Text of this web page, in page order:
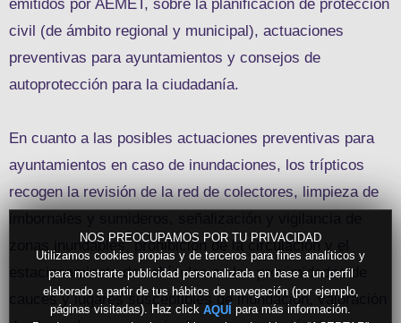
NOS PREOCUPAMOS POR TU PRIVACIDAD
Utilizamos cookies propias y de terceros para fines analíticos y
para mostrarte publicidad personalizada en base a un perfil
elaborado a partir de tus hábitos de navegación (por ejemplo,
páginas visitadas). Haz click AQUÍ para más información.
emitidos por AEMET, sobre la planificación de protección
civil (de ámbito regional y municipal), actuaciones
preventivas para ayuntamientos y consejos de
autoprotección para la ciudadanía.
En cuanto a las posibles actuaciones preventivas para
ayuntamientos en caso de inundaciones, los trípticos
recogen la revisión de la red de colectores, limpieza de
zonas inundables, prohibición de la circulación y el
estacionamiento de vehículos en las proximidades de
cauces y lugares susceptibles de inundación, valoración